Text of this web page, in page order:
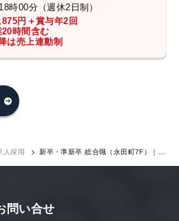
時00分（週休2日制）
円＋賞与年2回
時間含む
は売上連動制
人採用
新卒・準新卒 総合職（永田町7F）｜求
問い合せ